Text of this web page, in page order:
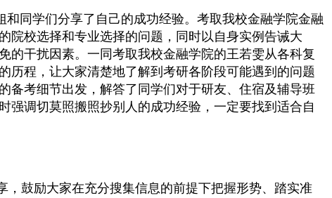
同学们分享了自己的成功经验。考取我校金融学院金融
院校选择和专业选择的问题，同时以自身实例告诫大
的干扰因素。一同考取我校金融学院的王若雯从各科复
历程，让大家清楚地了解到考研各阶段可能遇到的问题
备考细节出发，解答了同学们对于研友、住宿及辅导班
强调切莫照搬照抄别人的成功经验，一定要找到适合自
鼓励大家在充分搜集信息的前提下把握形势、踏实准